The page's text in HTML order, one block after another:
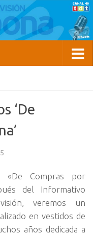
‘De
«De Compras por
del Informativo
veremos un
en vestidos de
años dedicada a